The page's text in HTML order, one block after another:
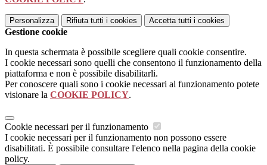
Personalizza Rifiuta tutti i cookies Accetta tutti i cookies
Gestione cookie
In questa schermata è possibile scegliere quali cookie consentire.
I cookie necessari sono quelli che consentono il funzionamento della
piattaforma e non è possibile disabilitarli.
Per conoscere quali sono i cookie necessari al funzionamento potete
visionare la COOKIE POLICY.
Cookie necessari per il funzionamento
I cookie necessari per il funzionamento non possono essere
disabilitati. È possibile consultare l'elenco nella pagina della cookie
policy.